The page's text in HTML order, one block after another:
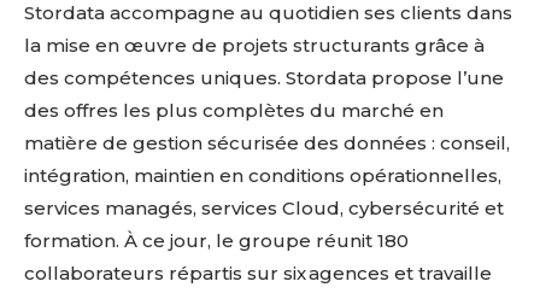
Stordata accompagne au quotidien ses clients dans
la mise en œuvre de projets structurants grâce à
des compétences uniques. Stordata propose l’une
des offres les plus complètes du marché en
matière de gestion sécurisée des données : conseil,
intégration, maintien en conditions opérationnelles,
services managés, services Cloud, cybersécurité et
formation. À ce jour, le groupe réunit 180
collaborateurs répartis sur six agences et travaille